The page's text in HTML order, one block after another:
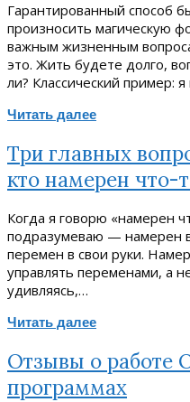
Гарантированный способ
произносить магическую
важным жизненным
это. Жить будете долго,
ли? Классический пример: я
Читать далее
Три главных
кто намерен что-
Когда я говорю «намерен
подразумеваю — намерен
перемен в свои руки.
управлять переменами, а
удивляясь,…
Читать далее
Отзывы о работе
программах